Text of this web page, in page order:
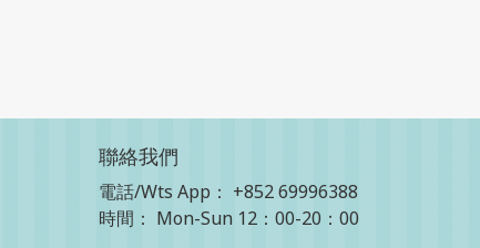
聯絡我們
電話/Wts App： +852 69996388
時間： Mon-Sun 12：00-20：00